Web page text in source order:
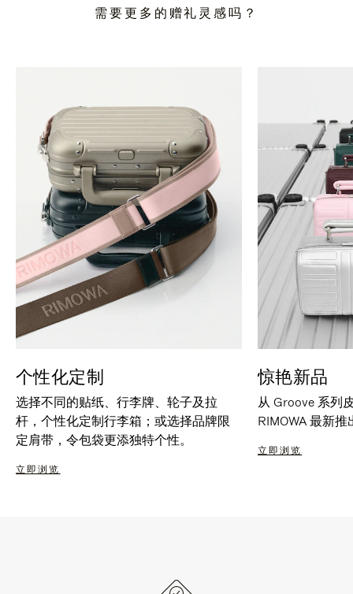
需要更多的赠礼灵感吗？
个性化定制
选择不同的贴纸、行李牌、轮子及拉
杆，个性化定制行李箱；或选择品牌限
定肩带，令包袋更添独特个性。
立即浏览
惊艳新品
从 Groove 系列
RIMOWA 最新
立即浏览